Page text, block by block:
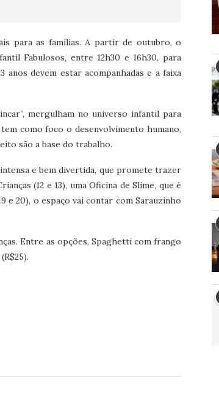
para as famílias. A partir de outubro, o
Fabulosos, entre 12h30 e 16h30, para
devem estar acompanhadas e a faixa
mergulham no universo infantil para
como foco o desenvolvimento humano,
são a base do trabalho.
e bem divertida, que promete trazer
(12 e 13), uma Oficina de Slime, que é
e 20), o espaço vai contar com Sarauzinho
Entre as opções, Spaghetti com frango